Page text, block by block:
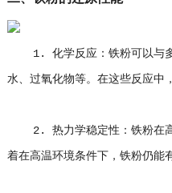
1. 化学反应：铁粉可以与多
水、过氧化物等。在这些反应中
2. 热力学稳定性：铁粉在高
着在高温环境条件下，铁粉仍能